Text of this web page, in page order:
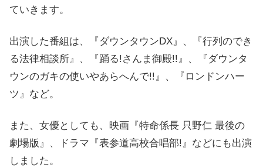
ていきます。
出演した番組は、『ダウンタウンDX』、『行列のでき
る法律相談所』、『踊る!さんま御殿!!』、『ダウンタ
ウンのガキの使いやあらへんで!!』、『ロンドンハー
ツ』など。
また、女優としても、映画『特命係長 只野仁 最後の
劇場版』、ドラマ『表参道高校合唱部!』などにも出演
しました。